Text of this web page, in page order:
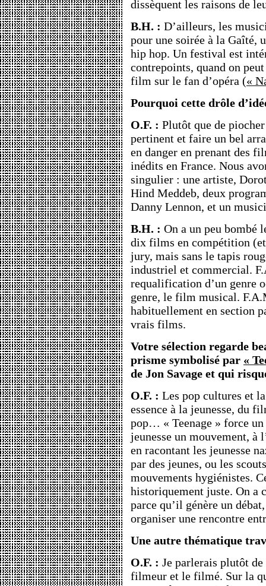
dissèquent les raisons de
B.H. : D’ailleurs, les
pour une soirée à la Gaîté,
hip hop. Un festival est
contrepoints, quand on
film sur le fan d’opéra («
Pourquoi cette drôle
O.F. : Plutôt que de
pertinent et faire un bel
en danger en prenant des
inédits en France. Nous
singulier : une artiste,
Hind Meddeb, deux
Danny Lennon, et un
B.H. : On a un peu bombé
dix films en compétition
jury, mais sans le tapis
industriel et commercial.
requalification d’un genre
genre, le film musical.
habituellement en section
vrais films.
Votre sélection regarde
prisme symbolisé par «
de Jon Savage et qui
O.F. : Les pop cultures et
essence à la jeunesse, du
pop… « Teenage » force
jeunesse un mouvement, à
en racontant les jeunesse
par des jeunes, ou les
mouvements hygiénistes.
historiquement juste. On a
parce qu’il génère un
organiser une rencontre
Une autre thématique
O.F. : Je parlerais plutôt
filmeur et le filmé. Sur la